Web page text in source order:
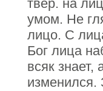
твер. на
умом. Не
лицо. С
Бог лица
всяк
изменился.